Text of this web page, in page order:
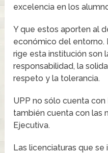
excelencia en los
Y que estos aporten al
económico del entorno.
rige esta institución son
responsabilidad, la
respeto y la tolerancia.
UPP no sólo cuenta
también cuenta con las
Ejecutiva.
Las licenciaturas que se